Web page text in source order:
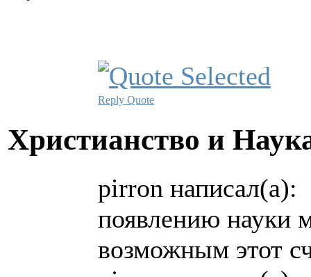
Reply Quote
Христианство и
pirron написал(а):
появлению науки
возможным этот